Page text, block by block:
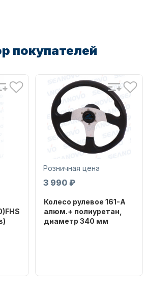
и
для
покупателей
Розничная цена
3 990 ₽
Колесо рулевое 161-A
алюм.+ полиуретан,
диаметр 340 мм